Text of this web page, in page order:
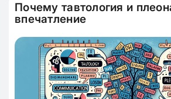
Почему тавтология и
впечатление